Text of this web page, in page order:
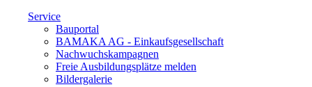
Service
Bauportal
BAMAKA AG - Einkaufsgesellschaft
Nachwuchskampagnen
Freie Ausbildungsplätze melden
Bildergalerie